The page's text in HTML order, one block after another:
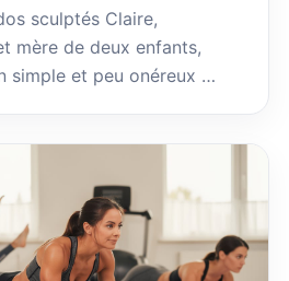
sculptés Claire,
mère de deux enfants,
simple et peu onéreux …